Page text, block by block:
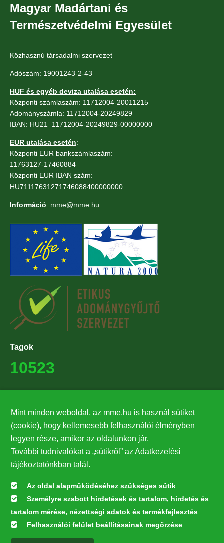
Magyar Madártani és
Természetvédelmi Egyesület
Közhasznú társadalmi szervezet
Adószám: 19001243-2-43
HUF és egyéb deviza utalása esetén:
Központi számlaszám: 11712004-20011215
Adományszámla: 11712004-20249829
IBAN: HU21 11712004-20249829-00000000
EUR utalása esetén:
Központi EUR bankszámlaszám:
11763127-17460884
Központi EUR IBAN szám:
HU71117631271746088400000000
Információ: mme@mme.hu
Tagok
10523
27224
Hírlevél feliratkozás
Értesüljön elsőként legfrissebb híreinkről, eseményeinkről!
Feliratkozás
Mint minden weboldal, az mme.hu is használ sütiket
(cookie), hogy kellemesebb felhasználói élményben
legyen része, amikor az oldalunkon jár.
További tudnivalókat a „sütikről” az Adatkezelési
tájékoztatónkban talál.
Az oldal alapműködéséhez szükséges sütik
Személyre szabott hirdetések és tartalom, hirdetés és
tartalom mérése, nézettségi adatok és termékfejlesztés
Felhasználói felület beállításainak megőrzése